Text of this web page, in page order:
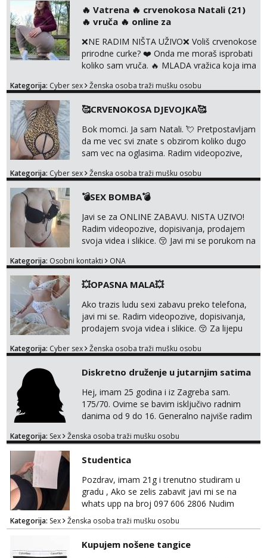
uz slike i hot line pozive. Za vas sam
pripremila i slike s licem u raznim
kombinacijama isto kao i razna videa 😈
Volim kinky stvari i dominaciju 🤫 ...
‎️‍🔥 Vatrena ‎️‍🔥 crvenokosa Natali (21)
‎️‍🔥 vruča‎ ️‍🔥 online za
❌NE RADIM NIŠTA UŽIVO❌ Voliš crvenokose
prirodne curke? ❤️ Onda me moraš isprobati
koliko sam vruča.‎ ️‍🔥 MLADA vražica koja ima
prljave i u svemu vidim samo užitak. 💦 U
po svojoj mjeri. Sexi videa s kolegicama,
dečkom ili pak ja sama di se dovodim do
ludila. 🍑 Naravno ako ti moja ponuda nije
dovoljna uvije...
Kategorija: Cyber sex Ženska osoba traži mušku osobu
🥰CRVENOKOSA DJEVOJKA🥰
Bok momci. Ja sam Natali. 💘 Pretpostavljam
da me vec svi znate s obzirom koliko dugo
sam vec na oglasima. Radim videopozive,
Za lijepu suradnju javi mi se porukom na
0045
Kategorija: Cyber sex Ženska osoba traži mušku osobu
💣SEX BOMBA💣
Javi se za ONLINE ZABAVU. NISTA UZIVO!
Radim videopozive, dopisivanja, prodajem
svoja videa i slikice. 😚 Javi mi se porukom na
0045
Kategorija: Osobni kontakti ONA
💥OPASNA MALA💥
Ako trazis ludu sexi zabavu preko telefona,
javi mi se. Radim videopozive, dopisivanja,
prodajem svoja videa i slikice. 😚 Za lijepu
Viber ili Telegram. +385 91 723 0045
Kategorija: Cyber sex Ženska osoba traži mušku osobu
Diskretno druženje u jutarnjim satima
Hej, imam 25 godina i iz Zagreba sam.
175/70. Ovime se bavim isključivo radnim
danima od 9 do 16. Generalno najviše radim
druženja u diskreciji, vjerovatno ćemo si
također, nisam zainteresirana za one and
done susrete. Ako se nalaziš u ovome, javi
mi se na WhatsApp sa nečime o sebi i tome
što voliš seksualno za daljnji d...
Kategorija: Sex Ženska osoba traži mušku osobu
Studentica
Pozdrav, imam 21g i trenutno studiram u
gradu , Ako se zelis zabavit javi mi se na
whats upp na broj 097 606 2806 Nudim
razme vrste zabave uzivo i online
Kategorija: Sex Ženska osoba traži mušku osobu
Kupujem nošene tangice